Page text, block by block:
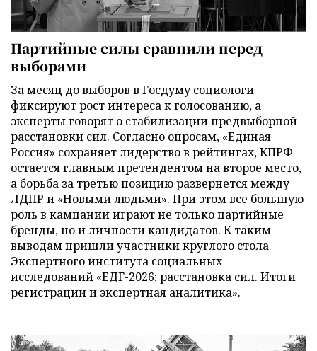
Партийные силы сравнили перед
выборами
За месяц до выборов в Госдуму социологи
фиксируют рост интереса к голосованию, а
эксперты говорят о стабилизации предвыборной
расстановки сил. Согласно опросам, «Единая
Россия» сохраняет лидерство в рейтингах, КПРФ
остается главным претендентом на второе место,
а борьба за третью позицию развернется между
ЛДПР и «Новыми людьми». При этом все большую
роль в кампании играют не только партийные
бренды, но и личности кандидатов. К таким
выводам пришли участники круглого стола
Экспертного института социальных
исследований «ЕДГ-2026: расстановка сил. Итоги
регистрации и экспертная аналитика».